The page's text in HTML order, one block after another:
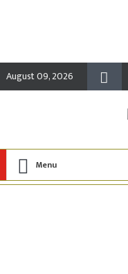
August 09, 2026
Menu